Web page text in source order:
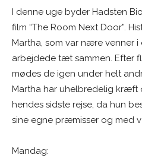
I denne uge byder Hadsten
film “The Room Next Door”.
Martha, som var nære venner
arbejdede tæt sammen. Efter
mødes de igen under helt
Martha har uhelbredelig kræft
hendes sidste rejse, da hun
sine egne præmisser og med
Mandag: